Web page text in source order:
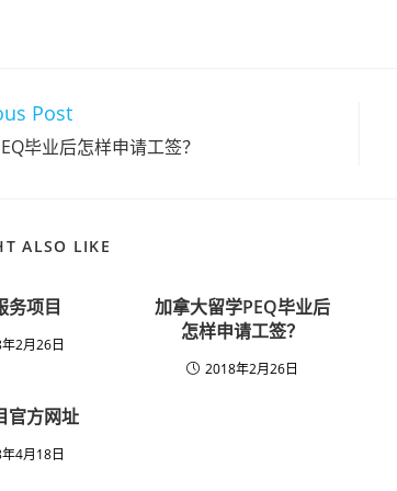
Post
毕业后怎样申请工签？
ALSO LIKE
务项目
2月26日
加拿大留学PEQ毕业后
怎样申请工签？
2018年2月26日
官方网址
4月18日